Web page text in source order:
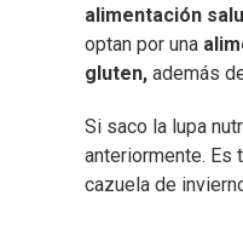
alimentación
optan por una
gluten, además
Si saco la lupa
anteriormente. Es
cazuela de